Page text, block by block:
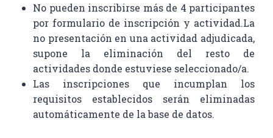
No pueden inscribirse más de 4 participantes
por formulario de inscripción y actividad.La
no presentación en una actividad adjudicada,
supone la eliminación del resto de
actividades donde estuviese seleccionado/a.
Las inscripciones que incumplan los
requisitos establecidos serán eliminadas
automáticamente de la base de datos.